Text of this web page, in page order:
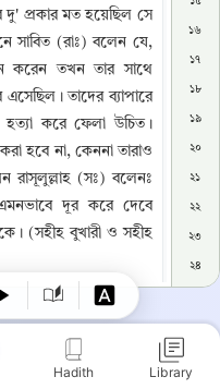
Hadith Library
দু' প্রকার মত হয়েছিল সে
সাবিত (রাঃ) বলেন যে,
করেন তখন তার সাথে
এসেছিল। তাদের ব্যাপারে
করে ফেলা উচিত।
হবে না, কেননা তারাও
রাসূলুল্লাহ (সঃ) বলেনঃ
দূর করে দেবে
(সহীহ বুখারী ও সহীহ
সম্বন্ধে বলেন যে,
ছিল এক হাজার।
সঙ্গে নিয়ে ফিরে
জন রয়ে গিয়েছিলেন।
১৬
১৭
১৮
১৯
২০
২১
২২
২৩
২৪
২৬